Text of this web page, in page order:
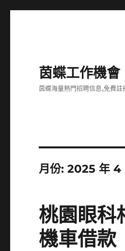
茵蝶工作機會
茵蝶海量熱門招聘信息,免費
月份:2025 年 4
桃園眼科
機車借款